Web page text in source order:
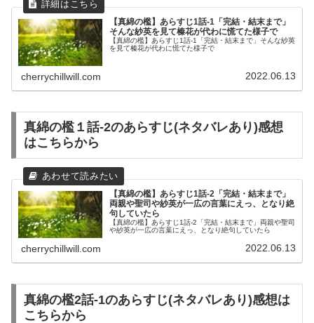
【真綿の檻】あらすじ1話-1「完結・結末まで」
そんな紗英を見て榛花が代わに慌てた様子で
【真綿の檻】あらすじ1話-1「完結・結末まで」そんな紗英
を見て榛花が代わに慌てた様子で
cherrychillwill.com 2022.06.13
真綿の檻１話-2のあらすじ(ネタバレあり)感想
はこちらから
【真綿の檻】あらすじ1話-2「完結・結末まで」
両親や聖司や紗英が一広の言葉にえっ、となり絶
句していたら
【真綿の檻】あらすじ1話-2「完結・結末まで」両親や聖司
や紗英が一広の言葉にえっ、となり絶句していたら
cherrychillwill.com 2022.06.13
真綿の檻2話-1のあらすじ(ネタバレあり)感想は
こちらから